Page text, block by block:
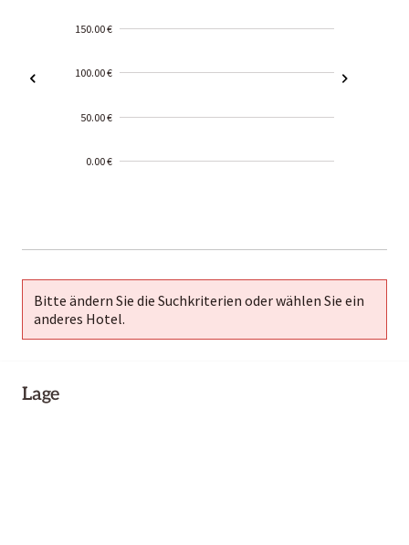
150.00 €
100.00 €
50.00 €
0.00 €
01-02
Bitte ändern Sie die Suchkriterien oder wählen Sie ein
anderes Hotel.
Lage